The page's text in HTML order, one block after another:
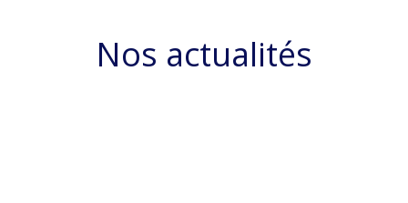
Nos actualités